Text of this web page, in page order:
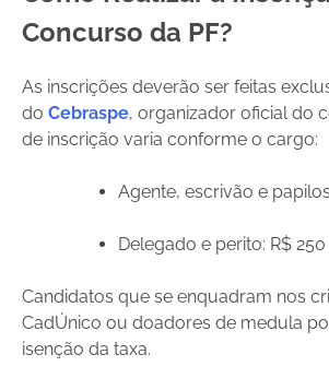
Concurso da PF?
As inscrições deverão ser feitas
do Cebraspe, organizador oficial do
de inscrição varia conforme o cargo:
Agente, escrivão e
Delegado e perito: R$ 250
Candidatos que se enquadram nos
CadÚnico ou doadores de medula
isenção da taxa.